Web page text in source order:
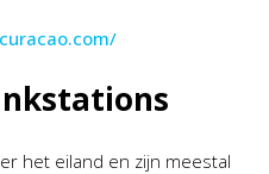
het eiland en zijn meestal